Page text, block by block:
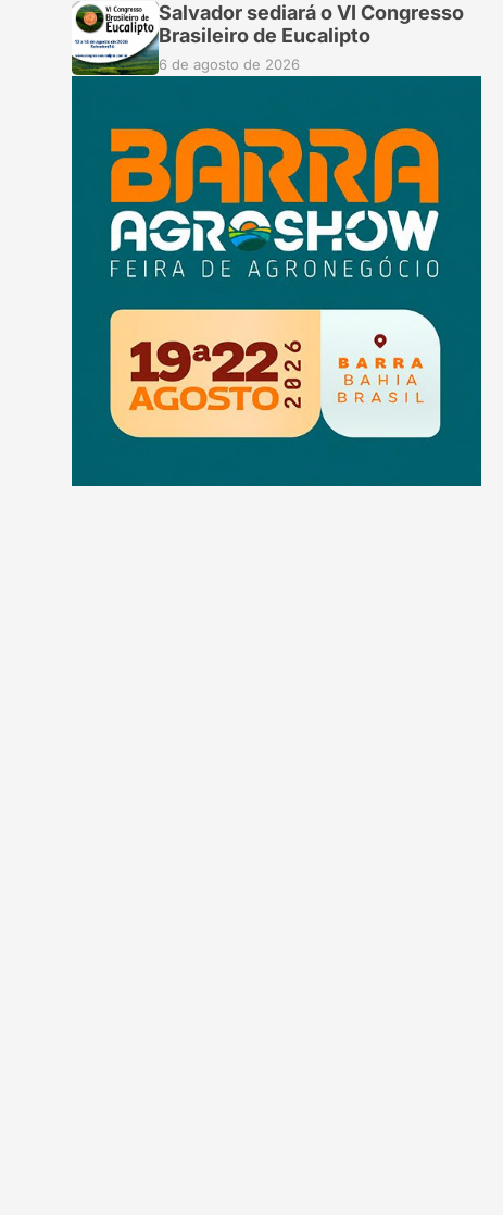
Salvador sediará o VI Congresso
Brasileiro de Eucalipto
6 de agosto de 2026